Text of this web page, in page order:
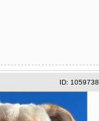
ID: 1059738